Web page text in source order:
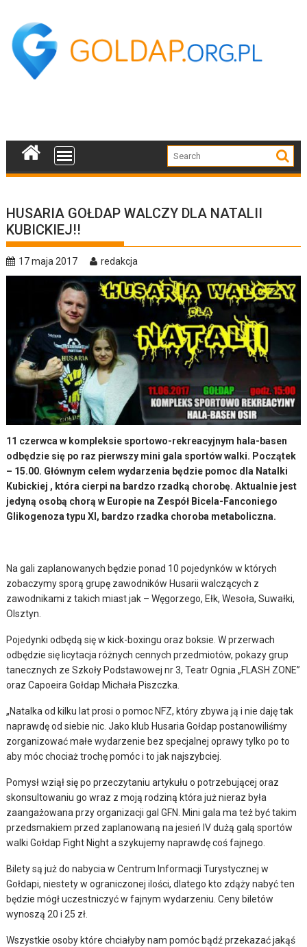
content
HUSARIA GOŁDAP WALCZY DLA NATALII
KUBICKIEJ!!
17 maja 2017 redakcja
11 czerwca w kompleksie sportowo-rekreacyjnym hala-basen
odbędzie się po raz pierwszy mini gala sportów walki. Początek
– 15.00. Głównym celem wydarzenia będzie pomoc dla Natalki
Kubickiej , która cierpi na bardzo rzadką chorobę. Aktualnie jest
jedyną osobą chorą w Europie na Zespół Bicela-Fanconiego
Glikogenoza typu XI, bardzo rzadka choroba metaboliczna.
Na gali zaplanowanych będzie ponad 10 pojedynków w których
zobaczymy sporą grupę zawodników Husarii walczących z
zawodnikami z takich miast jak – Węgorzego, Ełk, Wesoła, Suwałki,
Olsztyn.
Pojedynki odbędą się w kick-boxingu oraz boksie. W przerwach
odbędzie się licytacja różnych cennych przedmiotów, pokazy grup
tanecznych ze Szkoły Podstawowej nr 3, Teatr Ognia „FLASH ZONE”
oraz Capoeira Gołdap Michała Piszczka.
„Natalka od kilku lat prosi o pomoc NFZ, który zbywa ją i nie daję tak
naprawdę od siebie nic. Jako klub Husaria Gołdap postanowiliśmy
zorganizować małe wydarzenie bez specjalnej oprawy tylko po to
aby móc chociaż trochę pomóc i to jak najszybciej.
Pomysł wziął się po przeczytaniu artykułu o potrzebującej oraz
skonsultowaniu go wraz z moją rodziną która już nieraz była
zaangażowana przy organizacji gal GFN. Mini gala ma też być takim
przedsmakiem przed zaplanowaną na jesień IV dużą galą sportów
walki Gołdap Fight Night a szykujemy naprawdę coś fajnego.
Bilety są już do nabycia w Centrum Informacji Turystycznej w
Gołdapi, niestety w ograniczonej ilości, dlatego kto zdąży nabyć ten
będzie mógł uczestniczyć w fajnym wydarzeniu. Ceny biletów
wynoszą 20 i 25 zł.
Wszystkie osoby które chciałyby nam pomóc bądź przekazać jakąś